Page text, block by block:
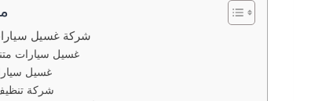
شركة غسيل
غسيل سيارات
غسيل
شركة